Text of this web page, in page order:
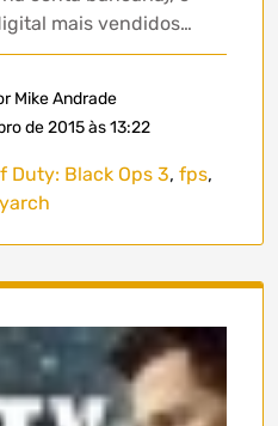
mais vendidos…
Mike Andrade
de 2015 às 13:22
Duty: Black Ops 3, fps,